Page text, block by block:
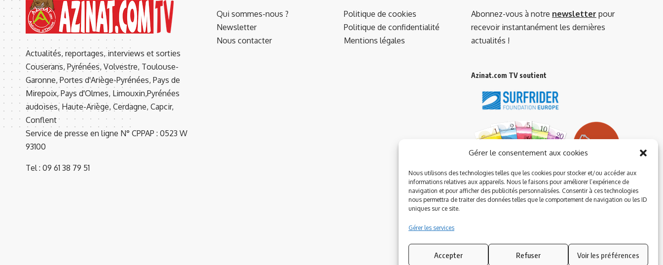
Gérer le consentement aux cookies
Nous utilisons des technologies telles que les cookies pour stocker et/ou accéder aux
informations relatives aux appareils. Nous le faisons pour améliorer l’expérience de
navigation et pour afficher des publicités personnalisées. Consentir à ces technologies
nous permettra de traiter des données telles que le comportement de navigation ou les ID
uniques sur ce site.
Gérer les services
Accepter Refuser Voir les préférences
Actualités, reportages, interviews et sorties
Couserans, Pyrénées, Volvestre, Toulouse-
Garonne, Portes d'Ariège-Pyrénées, Pays de
Mirepoix, Pays d'Olmes, Limouxin,Pyrénées
audoises, Haute-Ariège, Cerdagne, Capcir,
Conflent
Service de presse en ligne N° CPPAP : 0523 W
93100
Tel : 09 61 38 79 51
Qui sommes-nous ?
Newsletter
Nous contacter
Politique de cookies
Politique de confidentialité
Mentions légales
Abonnez-vous à notre newsletter pour
recevoir instantanément les dernières
actualités !
Azinat.com TV soutient
Suivez-nous